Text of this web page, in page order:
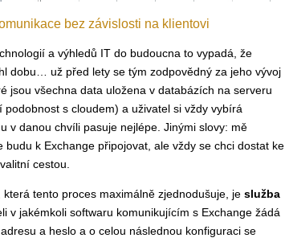
bez závislosti na klientovi
a výhledů IT do budoucna to vypadá, že
dobu… už před lety se tým zodpovědný za jeho vývoj
jsou všechna data uložena v databázích na serveru
s cloudem) a uživatel si vždy vybírá
v danou chvíli pasuje nejlépe. Jinými slovy: mě
budu k Exchange připojovat, ale vždy se chci dostat ke
cestou.
tento proces maximálně zjednodušuje, je služba
v jakémkoli softwaru komunikujícím s Exchange žádá
a heslo a o celou následnou konfiguraci se